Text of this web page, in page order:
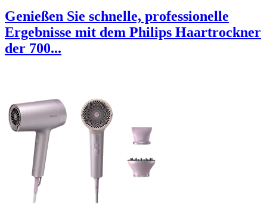
Genießen Sie schnelle, professionelle
Ergebnisse mit dem Philips Haartrockner
der 700...